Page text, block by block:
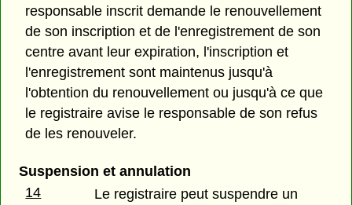
responsable inscrit demande le renouvellement
de son inscription et de l'enregistrement de son
centre avant leur expiration, l'inscription et
l'enregistrement sont maintenus jusqu'à
l'obtention du renouvellement ou jusqu'à ce que
le registraire avise le responsable de son refus
de les renouveler.
Suspension et annulation
14
Le registraire peut suspendre un